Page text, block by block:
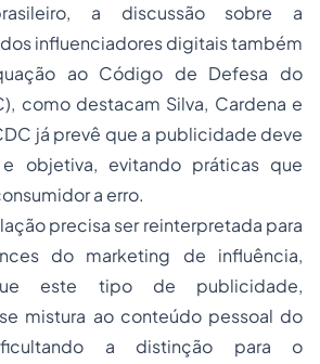
a discussão sobre a
influenciadores digitais também
ao Código de Defesa do
como destacam Silva, Cardena e
já prevê que a publicidade deve
e objetiva, evitando práticas que
a erro.
precisa ser reinterpretada para
do marketing de influência,
este tipo de publicidade,
mistura ao conteúdo pessoal do
a distinção para o